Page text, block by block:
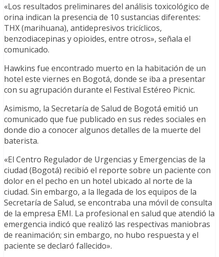
«Los resultados preliminares del análisis toxicológico de
orina indican la presencia de 10 sustancias diferentes:
THX (marihuana), antidepresivos tricíclicos,
benzodiacepinas y opioides, entre otros», señala el
comunicado.
Hawkins fue encontrado muerto en la habitación de un
hotel este viernes en Bogotá, donde se iba a presentar
con su agrupación durante el Festival Estéreo Picnic.
Asimismo, la Secretaría de Salud de Bogotá emitió un
comunicado que fue publicado en sus redes sociales en
donde dio a conocer algunos detalles de la muerte del
baterista.
«El Centro Regulador de Urgencias y Emergencias de la
ciudad (Bogotá) recibió el reporte sobre un paciente con
dolor en el pecho en un hotel ubicado al norte de la
ciudad. Sin embargo, a la llegada de los equipos de la
Secretaría de Salud, se encontraba una móvil de consulta
de la empresa EMI. La profesional en salud que atendió la
emergencia indicó que realizó las respectivas maniobras
de reanimación; sin embargo, no hubo respuesta y el
paciente se declaró fallecido».